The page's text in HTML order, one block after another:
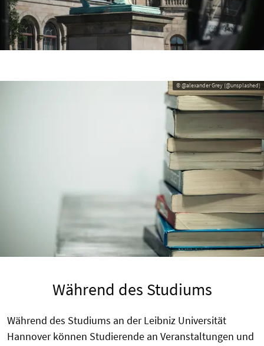
© @alexander Grey (@unsplashed)
Während des Studiums
Während des Studiums an der Leibniz Universität
Hannover können Studierende an Veranstaltungen und